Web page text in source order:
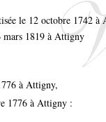
le 12 octobre 1742
mars 1819 à Attigny
à Attigny,
1776 à Attigny :